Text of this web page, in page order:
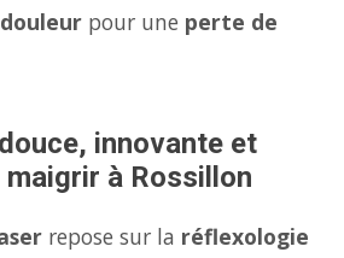
pour une perte de
innovante et
à Rossillon
repose sur la réflexologie